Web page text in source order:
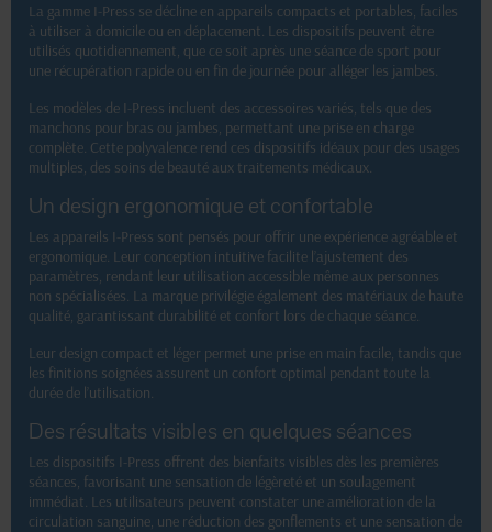
La gamme I-Press se décline en appareils compacts et portables, faciles
à utiliser à domicile ou en déplacement. Les dispositifs peuvent être
utilisés quotidiennement, que ce soit après une séance de sport pour
une récupération rapide ou en fin de journée pour alléger les jambes.
Les modèles de I-Press incluent des accessoires variés, tels que des
manchons pour bras ou jambes, permettant une prise en charge
complète. Cette polyvalence rend ces dispositifs idéaux pour des usages
multiples, des soins de beauté aux traitements médicaux.
Un design ergonomique et confortable
Les appareils I-Press sont pensés pour offrir une expérience agréable et
ergonomique. Leur conception intuitive facilite l’ajustement des
paramètres, rendant leur utilisation accessible même aux personnes
non spécialisées. La marque privilégie également des matériaux de haute
qualité, garantissant durabilité et confort lors de chaque séance.
Leur design compact et léger permet une prise en main facile, tandis que
les finitions soignées assurent un confort optimal pendant toute la
durée de l’utilisation.
Des résultats visibles en quelques séances
Les dispositifs I-Press offrent des bienfaits visibles dès les premières
séances, favorisant une sensation de légèreté et un soulagement
immédiat. Les utilisateurs peuvent constater une amélioration de la
circulation sanguine, une réduction des gonflements et une sensation de